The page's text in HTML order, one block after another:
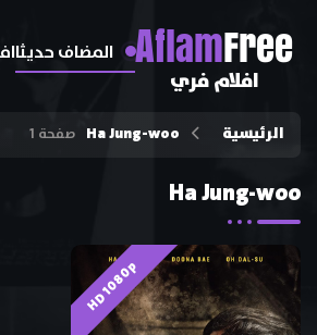
AflamFree
افلام فري
المضاف حديثا
الرئيسية Ha Jung-woo صفحة 1
Ha Jung-woo
HD 1080p